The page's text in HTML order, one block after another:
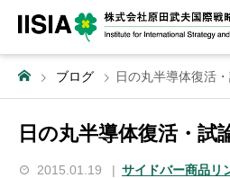
ブログ 日の丸半導体復活
日の丸半導体復活・試
2015.01.19 サイドバー商品リ